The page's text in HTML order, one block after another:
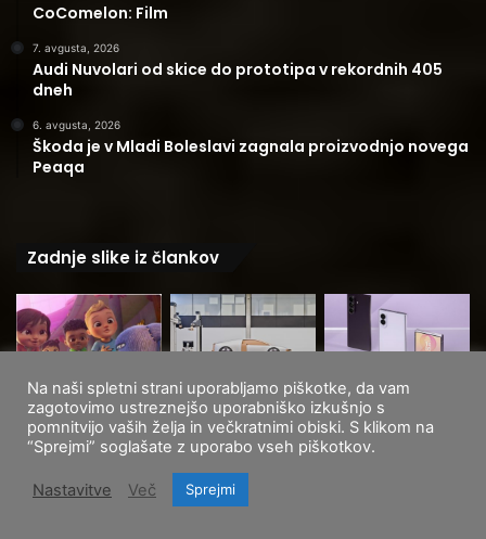
CoComelon: Film
7. avgusta, 2026
Audi Nuvolari od skice do prototipa v rekordnih 405
dneh
6. avgusta, 2026
Škoda je v Mladi Boleslavi zagnala proizvodnjo novega
Peaqa
Zadnje slike iz člankov
Na naši spletni strani uporabljamo piškotke, da vam
zagotovimo ustreznejšo uporabniško izkušnjo s
pomnitvijo vaših želja in večkratnimi obiski. S klikom na
“Sprejmi” soglašate z uporabo vseh piškotkov.
Nastavitve Več Sprejmi